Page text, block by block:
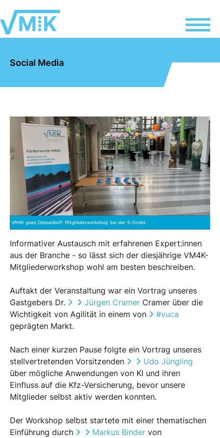
Social Media
Informativer Austausch mit erfahrenen Expert:innen
aus der Branche - so lässt sich der diesjährige VM4K-
Mitgliederworkshop wohl am besten beschreiben.
Auftakt der Veranstaltung war ein Vortrag unseres
Gastgebers Dr.
Jürgen Cramer Cramer über die
Wichtigkeit von Agilität in einem von
#vuca
geprägten Markt.
Nach einer kurzen Pause folgte ein Vortrag unseres
stellvertretenden Vorsitzenden
Udo Jüngling
über mögliche Anwendungen von KI und ihren
Einfluss auf die Kfz-Versicherung, bevor unsere
Mitglieder selbst aktiv werden konnten.
Der Workshop selbst startete mit einer thematischen
Einführung durch
Markus Binder von